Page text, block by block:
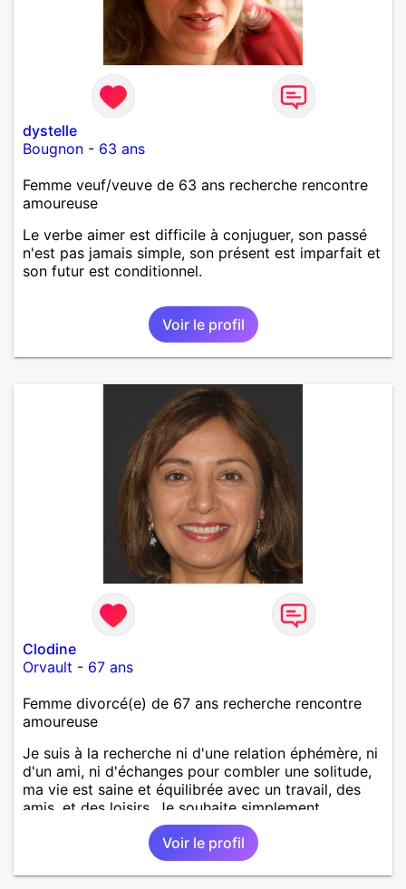
dystelle
Bougnon - 63 ans
Femme veuf/veuve de 63 ans recherche rencontre
amoureuse
Le verbe aimer est difficile à conjuguer, son passé
n'est pas jamais simple, son présent est imparfait et
son futur est conditionnel.
Voir le profil
Clodine
Orvault - 67 ans
Femme divorcé(e) de 67 ans recherche rencontre
amoureuse
Je suis à la recherche ni d'une relation éphémère, ni
d'un ami, ni d'échanges pour combler une solitude,
ma vie est saine et équilibrée avec un travail, des
amis, et des loisirs. Je souhaite simplement
rencontrer un homme de la région de Orvault qui
recherche une relation sérieuse !
Voir le profil